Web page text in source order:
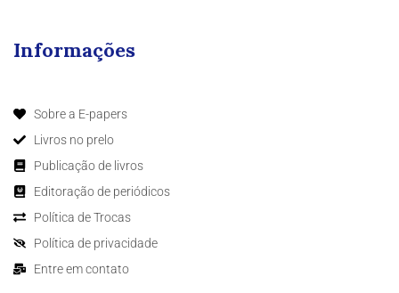
Informações
Sobre a E-papers
Livros no prelo
Publicação de livros
Editoração de periódicos
Política de Trocas
Política de privacidade
Entre em contato